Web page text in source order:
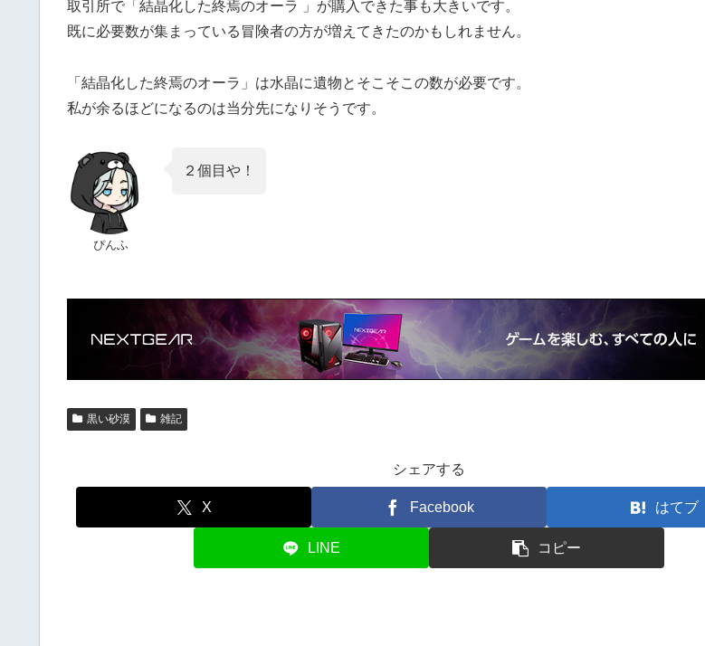
取引所で「結晶化した終焉のオーラ 」が購入できた事も大きいです。
既に必要数が集まっている冒険者の方が増えてきたのかもしれません。
「結晶化した終焉のオーラ」は水晶に遺物とそこそこの数が必要です。
私が余るほどになるのは当分先になりそうです。
ぴんふ
２個目や！
黒い砂漠 雑記
シェアする
X Facebook はてブ
LINE コピー